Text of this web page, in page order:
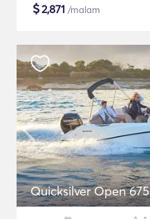
$2,871 /malam
Quicksilver Open 675